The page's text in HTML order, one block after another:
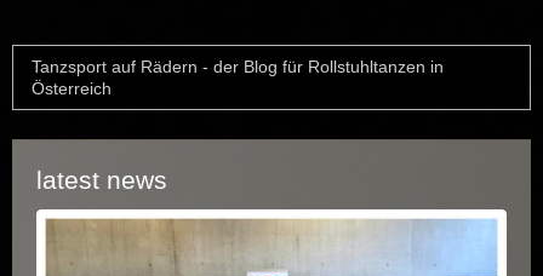
Tanzsport auf Rädern - der Blog für Rollstuhltanzen in
Österreich
latest news